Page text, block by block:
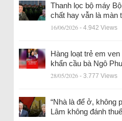
Thanh lọc bộ máy
chất hay vẫn là màn
16/06/2026 - 4.942 Views
Hàng loạt trẻ em
khẩn cầu bà Ngô
28/05/2026 - 3.777 Views
“Nhà là để ở, không
Lâm không đánh